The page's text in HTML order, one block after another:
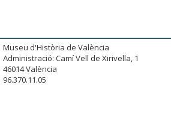
Museu d'Història de València
Administració: Camí Vell de Xirivella, 1
46014 València
96.370.11.05